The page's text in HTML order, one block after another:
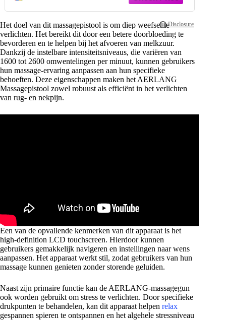
Het doel van dit massagepistool is om diep weefsel te
verlichten. Het bereikt dit door een betere doorbloeding te
bevorderen en te helpen bij het afvoeren van melkzuur.
Dankzij de instelbare intensiteitsniveaus, die variëren van
1600 tot 2600 omwentelingen per minuut, kunnen gebruikers
hun massage-ervaring aanpassen aan hun specifieke
behoeften. Deze eigenschappen maken het AERLANG
Massagepistool zowel robuust als efficiënt in het verlichten
van rug- en nekpijn.
Een van de opvallende kenmerken van dit apparaat is het
high-definition LCD touchscreen. Hierdoor kunnen
gebruikers gemakkelijk navigeren en instellingen naar wens
aanpassen. Het apparaat werkt stil, zodat gebruikers van hun
massage kunnen genieten zonder storende geluiden.
Naast zijn primaire functie kan de AERLANG-massagegun
ook worden gebruikt om stress te verlichten. Door specifieke
drukpunten te behandelen, kan dit apparaat helpen relax
gespannen spieren te ontspannen en het algehele stressniveau